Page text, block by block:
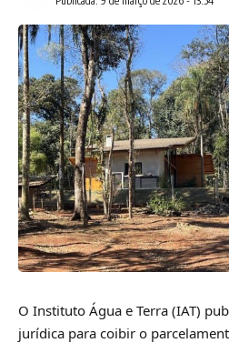
O Instituto Água e Terra (IAT)
jurídica para coibir o